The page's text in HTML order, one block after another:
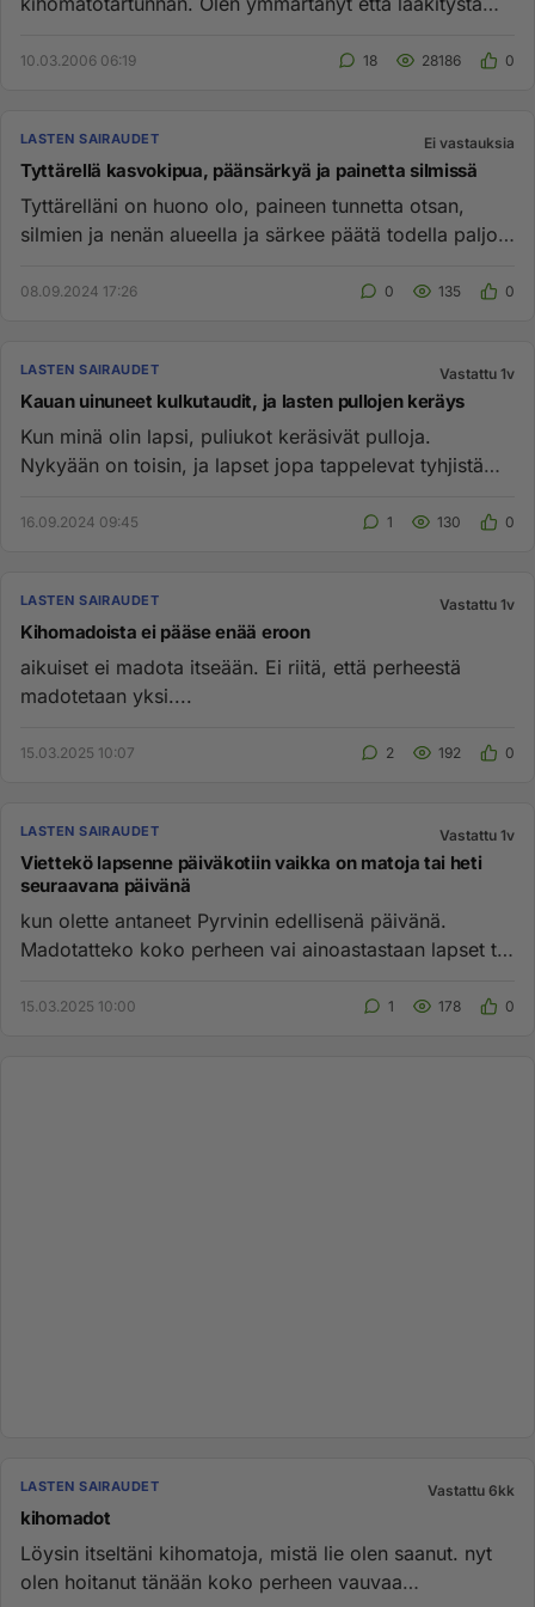
10.03.2006 06:19 18 28186 0
LASTEN SAIRAUDET Ei vastauksia
Tyttärellä kasvokipua, päänsärkyä ja painetta silmissä
Tyttärelläni on huono olo, paineen tunnetta otsan,
silmien ja nenän alueella ja särkee päätä todella paljon
08.09.2024 17:26 0 135 0
LASTEN SAIRAUDET Vastattu 1v
Kauan uinuneet kulkutaudit, ja lasten pullojen keräys
Kun minä olin lapsi, puliukot keräsivät pulloja.
Nykyään on toisin, ja lapset jopa tappelevat tyhjistä
16.09.2024 09:45 1 130 0
LASTEN SAIRAUDET Vastattu 1v
Kihomadoista ei pääse enää eroon
aikuiset ei madota itseään. Ei riitä, että perheestä
madotetaan yksi....
15.03.2025 10:07 2 192 0
LASTEN SAIRAUDET Vastattu 1v
Viettekö lapsenne päiväkotiin vaikka on matoja tai heti
seuraavana päivänä
kun olette antaneet Pyrvinin edellisenä päivänä.
Madotatteko koko perheen vai ainoastastaan lapset tai
15.03.2025 10:00 1 178 0
LASTEN SAIRAUDET Vastattu 6kk
kihomadot
Löysin itseltäni kihomatoja, mistä lie olen saanut. nyt
olen hoitanut tänään koko perheen vauvaa